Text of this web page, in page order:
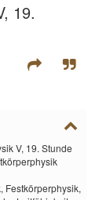
19.
V, 19. Stunde
Festkörperphysik,